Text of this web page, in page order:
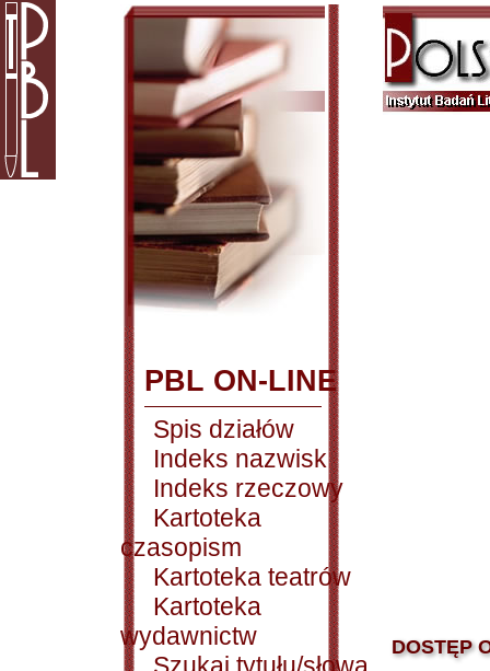
PBL ON-LINE
Spis działów
Indeks nazwisk
Indeks rzeczowy
Kartoteka
czasopism
Kartoteka teatrów
Kartoteka
wydawnictw
DOSTĘP